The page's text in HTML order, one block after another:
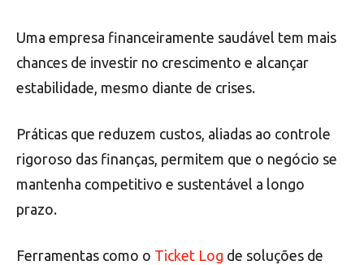
Uma empresa financeiramente saudável tem mais
chances de investir no crescimento e alcançar
estabilidade, mesmo diante de crises.
Práticas que reduzem custos, aliadas ao controle
rigoroso das finanças, permitem que o negócio se
mantenha competitivo e sustentável a longo
prazo.
Ferramentas como o Ticket Log de soluções de